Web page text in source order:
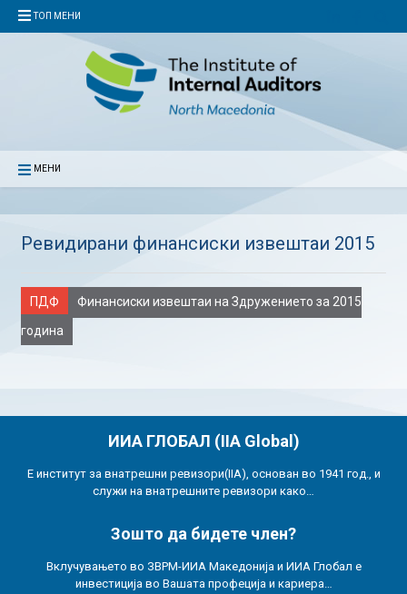
ТОП МЕНИ
МЕНИ
Ревидирани финансиски извештаи 2015
ПДФ
Финансиски извештаи на Здружението за 2015
година
ИИА ГЛОБАЛ (IIA Global)
Е институт за внатрешни ревизори(IIA), основан во 1941 год., и
служи на внатрешните ревизори како…
Зошто да бидете член?
Вклучувањето во ЗВРМ-ИИА Македонија и ИИА Глобал е
инвестиција во Вашата профеција и кариера…